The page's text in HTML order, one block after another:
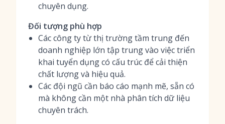
chuyên dụng.
Đối tượng phù hợp
Các công ty từ thị trường tầm trung đến
doanh nghiệp lớn tập trung vào việc triển
khai tuyển dụng có cấu trúc để cải thiện
chất lượng và hiệu quả.
Các đội ngũ cần báo cáo mạnh mẽ, sẵn có
mà không cần một nhà phân tích dữ liệu
chuyên trách.